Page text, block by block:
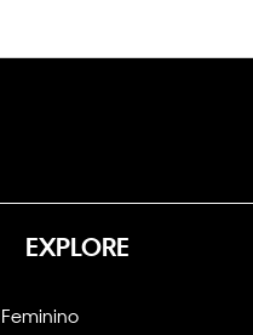
EXPLORE
Feminino